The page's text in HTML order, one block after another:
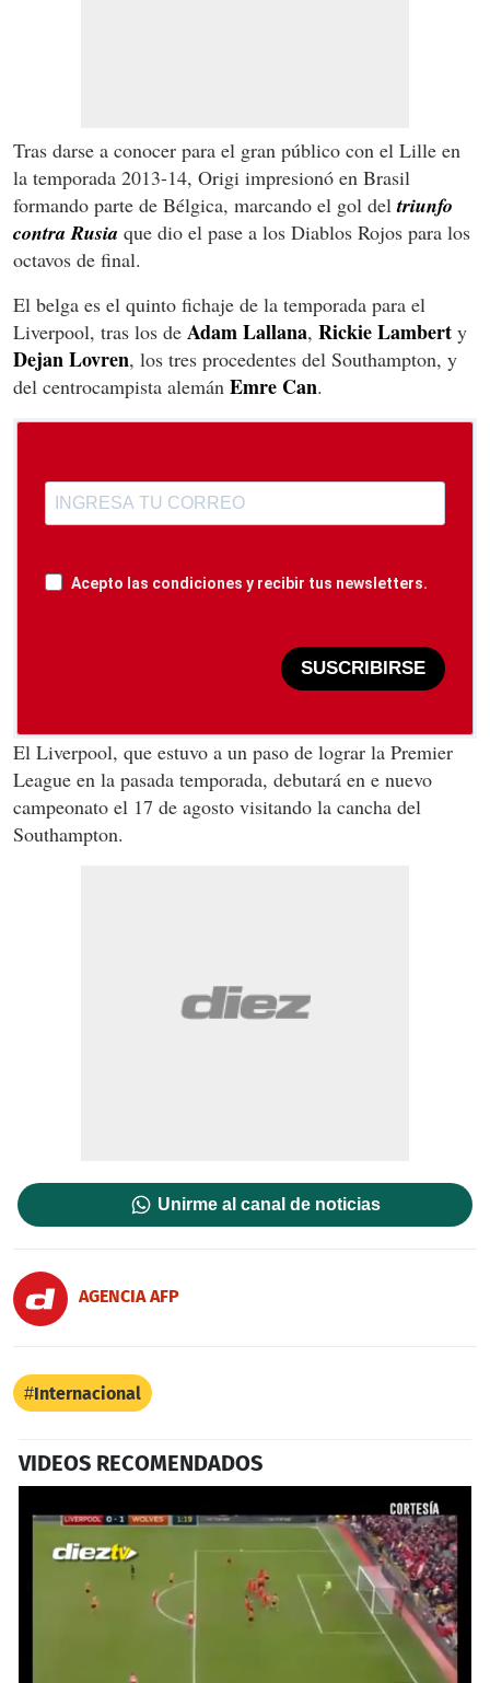
Tras darse a conocer para el gran público con el Lille en
la temporada 2013-14, Origi impresionó en Brasil
formando parte de Bélgica, marcando el gol deltriunfo
contra Rusia que dio el pase a los Diablos Rojos para los
octavos de final.
El belga es el quinto fichaje de la temporada para el
Liverpool, tras los de Adam Lallana, Rickie Lambert y
Dejan Lovren, los tres procedentes del Southampton, y
del centrocampista alemán Emre Can.
Acepto las condiciones y recibir tus newsletters.
SUSCRIBIRSE
El Liverpool, que estuvo a un paso de lograr la Premier
League en la pasada temporada, debutará en e nuevo
campeonato el 17 de agosto visitando la cancha del
Southampton.
Unirme al canal de noticias
AGENCIA AFP
Internacional
VIDEOS RECOMENDADOS